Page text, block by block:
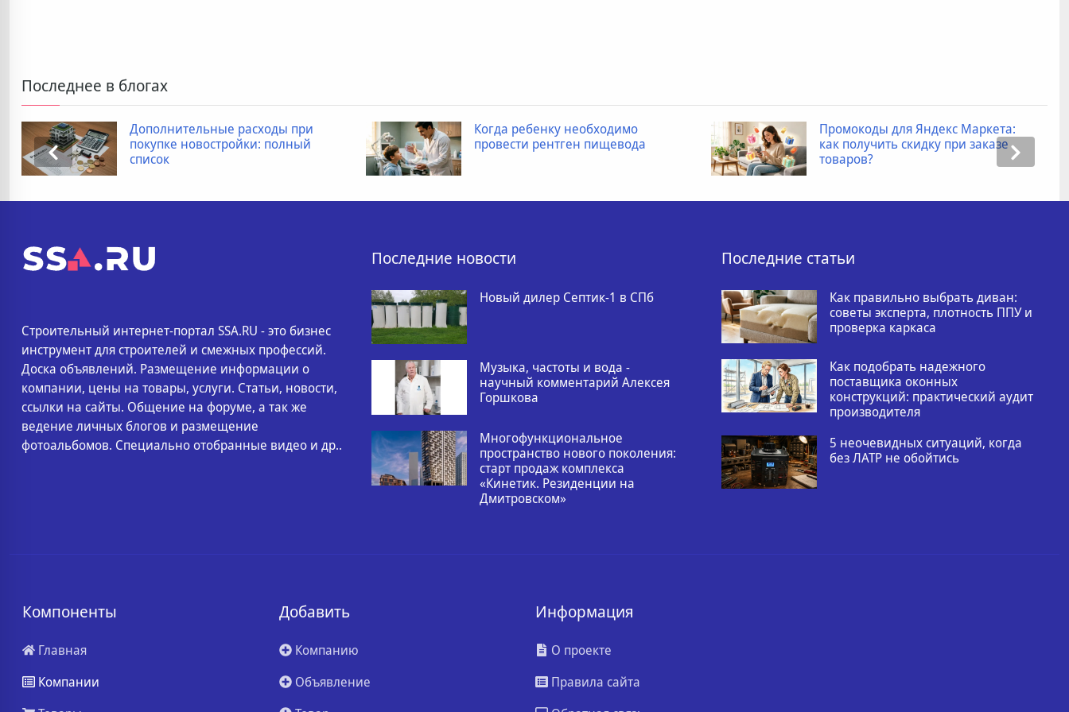
Последнее в блогах
Дополнительные расходы при
покупке новостройки: полный
список
Когда ребенку необходимо
провести рентген пищевода
Промокоды для Яндекс Маркета:
как получить скидку при заказе
товаров?
Строительный интернет-портал SSA.RU - это бизнес
инструмент для строителей и смежных профессий.
Доска объявлений. Размещение информации о
компании, цены на товары, услуги. Статьи, новости,
ссылки на сайты. Общение на форуме, а так же
ведение личных блогов и размещение
фотоальбомов. Специально отобранные видео и др..
Последние новости
Новый дилер Септик-1 в СПб
Музыка, частоты и вода -
научный комментарий Алексея
Горшкова
Многофункциональное
пространство нового поколения:
старт продаж комплекса
«Кинетик. Резиденции на
Дмитровском»
Последние статьи
Как правильно выбрать диван:
советы эксперта, плотность ППУ и
проверка каркаса
Как подобрать надежного
поставщика оконных
конструкций: практический аудит
производителя
5 неочевидных ситуаций, когда
без ЛАТР не обойтись
Компоненты
Главная
Компании
Добавить
Компанию
Объявление
Информация
О проекте
Правила сайта